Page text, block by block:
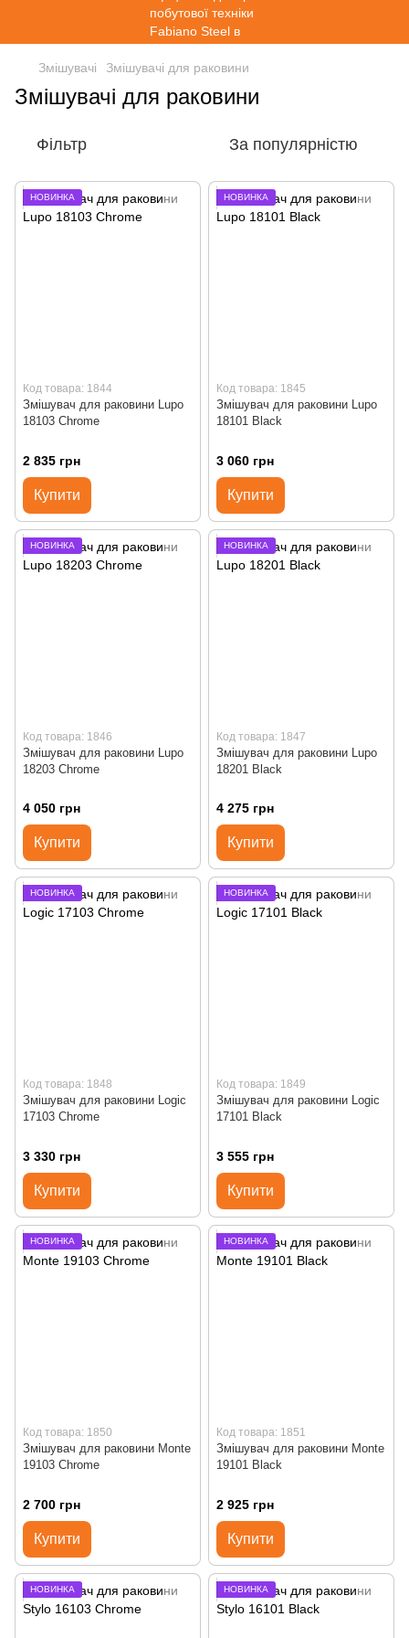
Змішувачі Змішувачі для раковини
Змішувачі для раковини
Фільтр За популярністю
НОВИНКА
Код товара: 1844
Змішувач для раковини Lupo
18103 Chrome
2 835 грн
Купити
НОВИНКА
Код товара: 1845
Змішувач для раковини Lupo
18101 Black
3 060 грн
Купити
НОВИНКА
Код товара: 1846
Змішувач для раковини Lupo
18203 Chrome
4 050 грн
Купити
НОВИНКА
Код товара: 1847
Змішувач для раковини Lupo
18201 Black
4 275 грн
Купити
НОВИНКА
Код товара: 1848
Змішувач для раковини Logic
17103 Chrome
3 330 грн
Купити
НОВИНКА
Код товара: 1849
Змішувач для раковини Logic
17101 Black
3 555 грн
Купити
НОВИНКА
Код товара: 1850
Змішувач для раковини Monte
19103 Chrome
2 700 грн
Купити
НОВИНКА
Код товара: 1851
Змішувач для раковини Monte
19101 Black
2 925 грн
Купити
НОВИНКА НОВИНКА